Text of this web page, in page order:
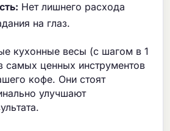
Нет лишнего расхода
на глаз.
кухонные весы (с шагом в 1
ценных инструментов
кофе. Они стоят
улучшают